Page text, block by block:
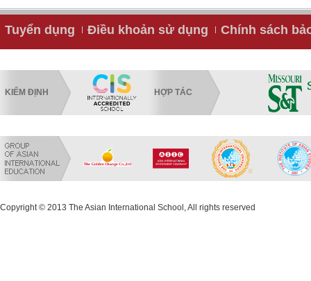
Tuyển dụng Điều khoản sử dụng Chính sách
KIỂM ĐỊNH HỢP TÁC
Copyright © 2013 The Asian International School, All rights reserved